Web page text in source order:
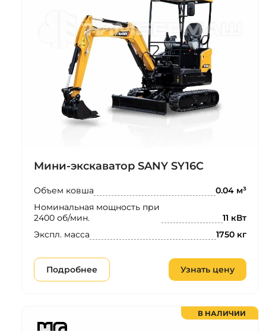
Мини-экскаватор SANY SY16C
Объем ковша 0.04 м³
Номинальная мощность при
2400 об/мин.
11 кВт
Экспл. масса 1750 кг
Подробнее Узнать цену
В НАЛИЧИИ